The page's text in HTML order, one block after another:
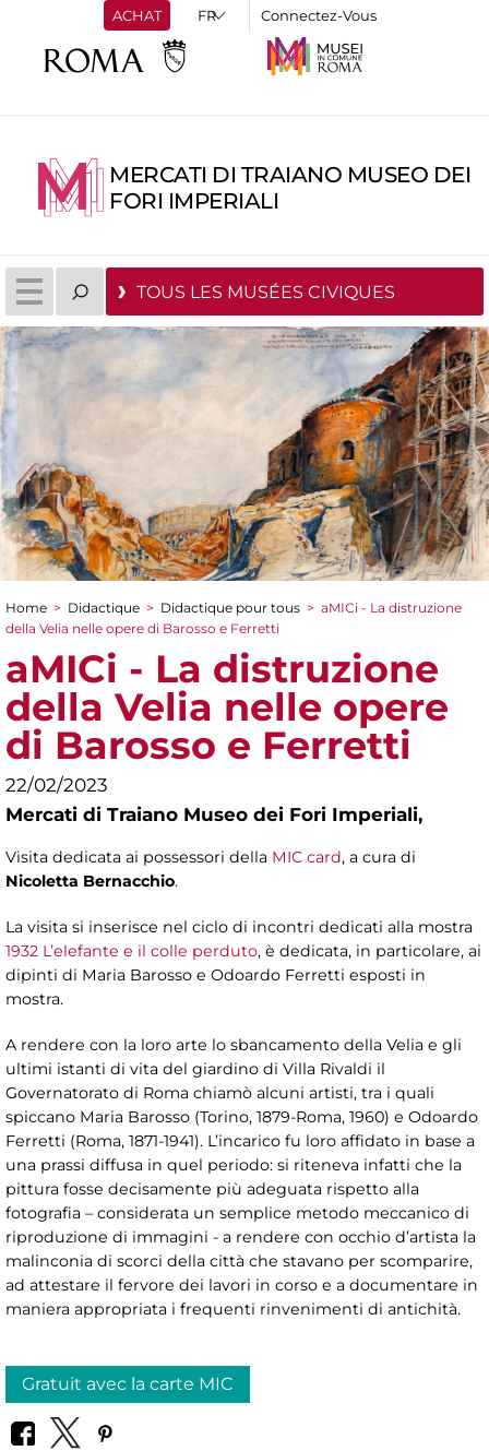
ACHAT Connectez-Vous
MERCATI DI TRAIANO MUSEO DEI
FORI IMPERIALI
TOUS LES MUSÉES CIVIQUES
You are here
Home > Didactique > Didactique pour tous > aMICi - La distruzione
della Velia nelle opere di Barosso e Ferretti
aMICi - La distruzione
della Velia nelle opere
di Barosso e Ferretti
22/02/2023
Mercati di Traiano Museo dei Fori Imperiali,
Visita dedicata ai possessori della MIC card, a cura di
Nicoletta Bernacchio.
La visita si inserisce nel ciclo di incontri dedicati alla mostra
1932 L’elefante e il colle perduto, è dedicata, in particolare, ai
dipinti di Maria Barosso e Odoardo Ferretti esposti in
mostra.
A rendere con la loro arte lo sbancamento della Velia e gli
ultimi istanti di vita del giardino di Villa Rivaldi il
Governatorato di Roma chiamò alcuni artisti, tra i quali
spiccano Maria Barosso (Torino, 1879-Roma, 1960) e Odoardo
Ferretti (Roma, 1871-1941). L’incarico fu loro affidato in base a
una prassi diffusa in quel periodo: si riteneva infatti che la
pittura fosse decisamente più adeguata rispetto alla
fotografia – considerata un semplice metodo meccanico di
riproduzione di immagini - a rendere con occhio d’artista la
malinconia di scorci della città che stavano per scomparire,
ad attestare il fervore dei lavori in corso e a documentare in
maniera appropriata i frequenti rinvenimenti di antichità.
Gratuit avec la carte MIC